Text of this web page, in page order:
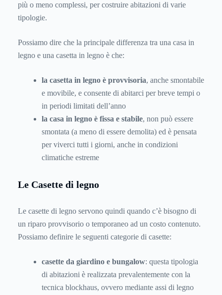
più o meno complessi, per costruire abitazioni di varie
tipologie.
Possiamo dire che la principale differenza tra una casa in
legno e una casetta in legno è che:
la casetta in legno è provvisoria, anche smontabile
e movibile, e consente di abitarci per breve tempi o
in periodi limitati dell’anno
la casa in legno è fissa e stabile, non può essere
smontata (a meno di essere demolita) ed è pensata
per viverci tutti i giorni, anche in condizioni
climatiche estreme
Le Casette di legno
Le casette di legno servono quindi quando c’è bisogno di
un riparo provvisorio o temporaneo ad un costo contenuto.
Possiamo definire le seguenti categorie di casette:
casette da giardino e bungalow: questa tipologia
di abitazioni è realizzata prevalentemente con la
tecnica blockhaus, ovvero mediante assi di legno